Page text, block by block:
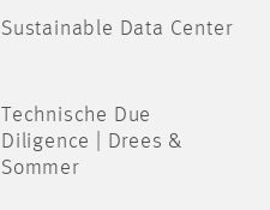
Sustainable Data Center
Technische Due
Diligence | Drees &
Sommer